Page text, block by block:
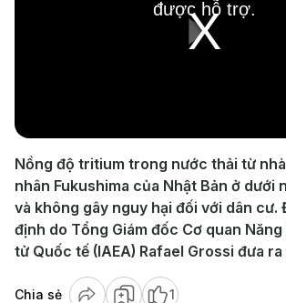
Play
được hỗ trợ.
Nồng độ tritium trong nước thải từ
nhân Fukushima của Nhật Bản ở dưới
và không gây nguy hại đối với dân cư.
định do Tổng Giám đốc Cơ quan
tử Quốc tế (IAEA) Rafael Grossi đưa
Chia sẻ 1